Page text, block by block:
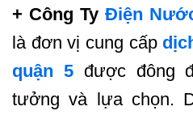
+ Công Ty Điện
là đơn vị cung cấp
quận 5được đông
tưởng và lựa chọn.